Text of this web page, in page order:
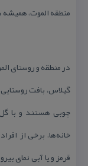
منطقه الموت،
در منطقه و روستای
گیلاس، بافت
چوبی هستند و با
خانه‌ها، برخی از
قرمز و یا آبی نمای